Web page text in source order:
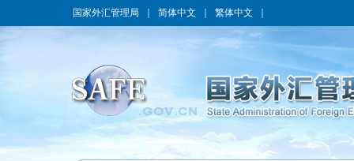
国家外汇管理局 简体中文 繁体中文